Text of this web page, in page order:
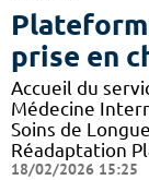
prise en
Accueil du
Médecine
Soins de
Réadaptation
18/02/2026 15:25